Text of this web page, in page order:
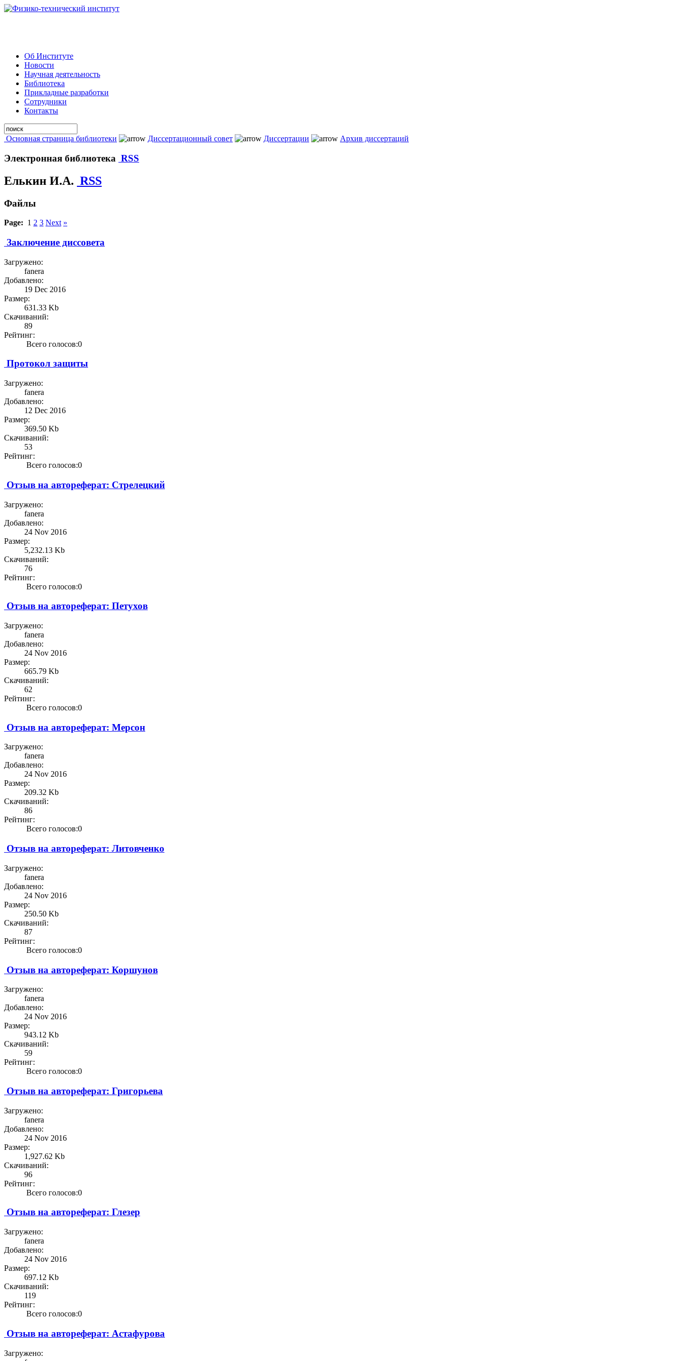
Об Институте
Новости
Научная деятельность
Библиотека
Прикладные разработки
Сотрудники
Контакты
Основная страница библиотеки Диссертационный совет Диссертации Архив диссертаций
Электронная библиотека RSS
Елькин И.А. RSS
Файлы
Page: 1 2 3 Next »
Заключение диссовета
Загружено:
fanera
Добавлено:
19 Dec 2016
Размер:
631.33 Kb
Скачиваний:
89
Рейтинг:
Всего голосов:0
Протокол защиты
Загружено:
fanera
Добавлено:
12 Dec 2016
Размер:
369.50 Kb
Скачиваний:
53
Рейтинг:
Всего голосов:0
Отзыв на автореферат: Стрелецкий
Загружено:
fanera
Добавлено:
24 Nov 2016
Размер:
5,232.13 Kb
Скачиваний:
76
Рейтинг:
Всего голосов:0
Отзыв на автореферат: Петухов
Загружено:
fanera
Добавлено:
24 Nov 2016
Размер:
665.79 Kb
Скачиваний:
62
Рейтинг:
Всего голосов:0
Отзыв на автореферат: Мерсон
Загружено:
fanera
Добавлено:
24 Nov 2016
Размер:
209.32 Kb
Скачиваний:
86
Рейтинг:
Всего голосов:0
Отзыв на автореферат: Литовченко
Загружено:
fanera
Добавлено:
24 Nov 2016
Размер:
250.50 Kb
Скачиваний:
87
Рейтинг:
Всего голосов:0
Отзыв на автореферат: Коршунов
Загружено:
fanera
Добавлено:
24 Nov 2016
Размер:
943.12 Kb
Скачиваний:
59
Рейтинг:
Всего голосов:0
Отзыв на автореферат: Григорьева
Загружено:
fanera
Добавлено:
24 Nov 2016
Размер:
1,927.62 Kb
Скачиваний:
96
Рейтинг:
Всего голосов:0
Отзыв на автореферат: Глезер
Загружено:
fanera
Добавлено:
24 Nov 2016
Размер:
697.12 Kb
Скачиваний:
119
Рейтинг:
Всего голосов:0
Отзыв на автореферат: Астафурова
Загружено: